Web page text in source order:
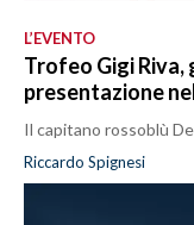
L’EVENTO
Trofeo Gigi Riva,
presentazione
Il capitano rossoblù
Riccardo Spignesi